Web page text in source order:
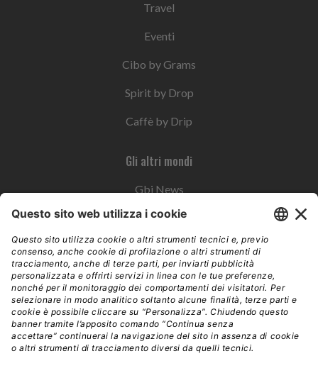
Travel
Eventi
Cibo by Grams
Spirit by Drop
Caffè by Drip
Gli altri mondi
Gbi News
Instoremag
Esplora il gruppo
Edra Edizioni
Edizioni LSWR
LSWR Group